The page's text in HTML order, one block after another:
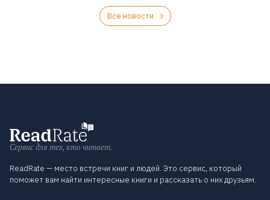
Все новости
Сервис для тех, кто читает.
ReadRate — место встречи книг и людей. Это сервис, который
поможет вам найти интересные книги и рассказать о них друзьям.